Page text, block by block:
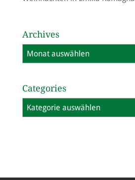
Archives
Archives
Categories
Categories